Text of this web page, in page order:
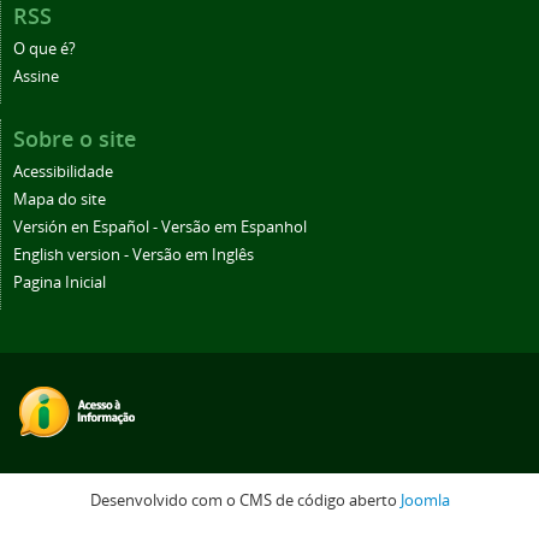
RSS
O que é?
Assine
Sobre o site
Acessibilidade
Mapa do site
Versión en Español - Versão em Espanhol
English version - Versão em Inglês
Pagina Inicial
Desenvolvido com o CMS de código aberto Joomla